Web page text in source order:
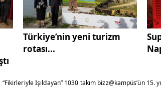
Türkiye’nin yeni turizm
rotası...
“Fikirleriyle Işıldayan” 1030 takım bizz@kampüs’ün 15.